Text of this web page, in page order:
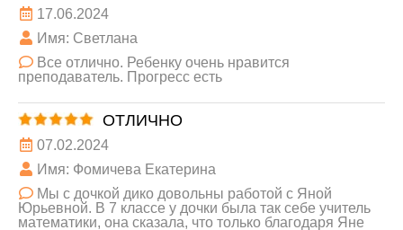
17.06.2024
Имя: Светлана
Все отлично. Ребенку очень нравится
преподаватель. Прогресс есть
ОТЛИЧНО
07.02.2024
Имя: Фомичева Екатерина
Мы с дочкой дико довольны работой с Яной
Юрьевной. В 7 классе у дочки была так себе учитель
математики, она сказала, что только благодаря Яне